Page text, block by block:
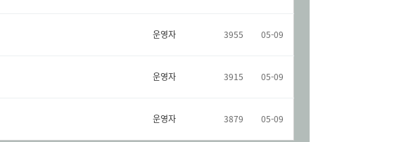
운영자 3955 05-09
운영자 3915 05-09
운영자 3879 05-09